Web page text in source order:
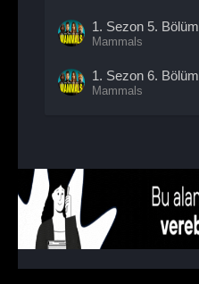
1. Sezon 5. Bölüm
Mammals
1. Sezon 6. Bölüm
Mammals